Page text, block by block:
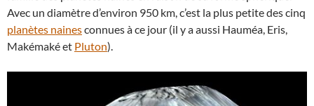
Avec un diamètre d’environ 950 km, c’est la plus petite des cinq
planètes nainesconnues à ce jour (il y a aussi Hauméa, Eris,
Makémaké et Pluton).